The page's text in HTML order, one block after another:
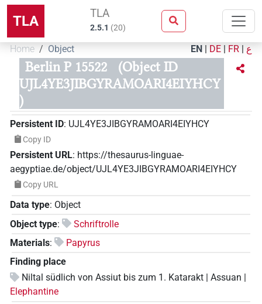
TLA TLA
2.5.1 (20)
Home Object EN | DE | FR | ع
Berlin P 15522
(Object ID
UJL4YE3JIBGYRAMOARI4EIYHCY
)
Persistent ID: UJL4YE3JIBGYRAMOARI4EIYHCY
Copy ID
Persistent URL: https://thesaurus-linguae-
aegyptiae.de/object/UJL4YE3JIBGYRAMOARI4EIYHCY
Copy URL
Data type: Object
Object type:
Schriftrolle
Materials:
Papyrus
Finding place
Niltal südlich von Assiut bis zum 1. Katarakt | Assuan |
Elephantine